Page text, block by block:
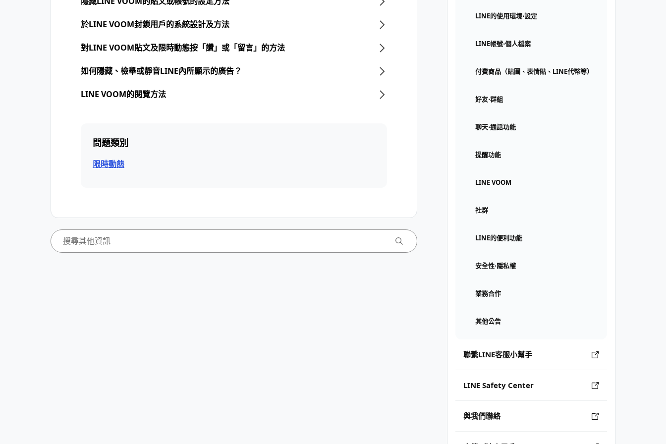
LINE的使用環境⋅設定
LINE帳號⋅個人檔案
付費商品（貼圖、表情貼、LINE代幣等）
好友⋅群組
聊天⋅通話功能
提醒功能
LINE VOOM
社群
LINE的便利功能
安全性⋅隱私權
業務合作
其他公告
聯繫LINE客服小幫手
LINE Safety Center
與我們聯絡
於LINE VOOM封鎖用戶的系統設計及方法
對LINE VOOM貼文及限時動態按「讚」或「留言」的方法
如何隱藏、檢舉或靜音LINE內所顯示的廣告？
LINE VOOM的閱覽方法
問題類別
限時動態